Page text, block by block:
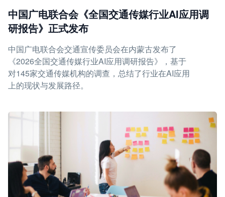
中国广电联合会《全国交通传媒行业AI应用调
研报告》正式发布
中国广电联合会交通宣传委员会在内蒙古发布了
《2026全国交通传媒行业AI应用调研报告》，基于
对145家交通传媒机构的调查，总结了行业在AI应用
上的现状与发展路径。